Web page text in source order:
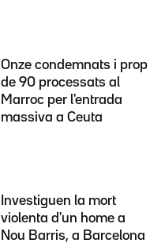
Onze condemnats i prop
de 90 processats al
Marroc per l'entrada
massiva a Ceuta
Investiguen la mort
violenta d'un home a
Nou Barris, a Barcelona